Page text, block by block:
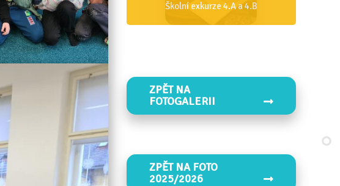
Školní exkurze 4.A a 4.B Den IZS 4.B
ZPĚT NA
FOTOGALERII
ZPĚT NA FOTO
2025/2026